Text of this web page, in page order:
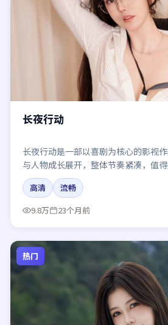
长夜行动
长夜行动是一部以喜剧为核心的影视
与人物成长展开，整体节奏紧凑，值得
高清
流畅
9.8万
23个月前
热门